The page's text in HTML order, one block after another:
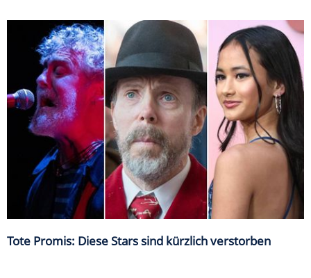
Tote Promis: Diese Stars sind kürzlich verstorben